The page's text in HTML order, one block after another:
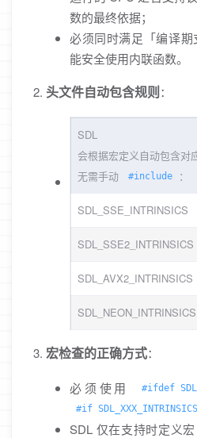
数的最终依据；
必须同时满足「编译
能安全使用内联函数。
头文件自动包含规则：
SDL
会根据宏定义自动包含对
无需手动
#include ：
SDL_SSE_INTRINSICS
SDL_SSE2_INTRINSICS
SDL_AVX2_INTRINSICS
SDL_NEON_INTRINSICS
宏检查的正确方式：
必须使用 #ifdef
#if SDL_XXX_INTRINSICS
SDL 仅在支持时定义